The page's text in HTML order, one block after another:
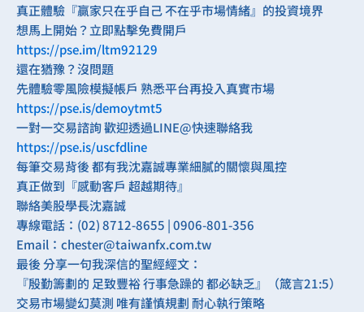
真正體驗『贏家只在乎自己 不在乎市場情緒』的投資境界
想馬上開始？立即點擊免費開戶
https://pse.im/ltm92129
還在猶豫？沒問題
先體驗零風險模擬帳戶 熟悉平台再投入真實市場
https://pse.is/demoytmt5
一對一交易諮詢 歡迎透過LINE@快速聯絡我
https://pse.is/uscfdline
每筆交易背後 都有我沈嘉誠專業細膩的關懷與風控
真正做到『感動客戶 超越期待』
聯絡美股學長沈嘉誠
專線電話：(02) 8712-8655 | 0906-801-356
Email： chester@taiwanfx.com.tw
最後 分享一句我深信的聖經經文：
『殷勤籌劃的 足致豐裕 行事急躁的 都必缺乏』（箴言21:5）
交易市場變幻莫測 唯有謹慎規劃 耐心執行策略